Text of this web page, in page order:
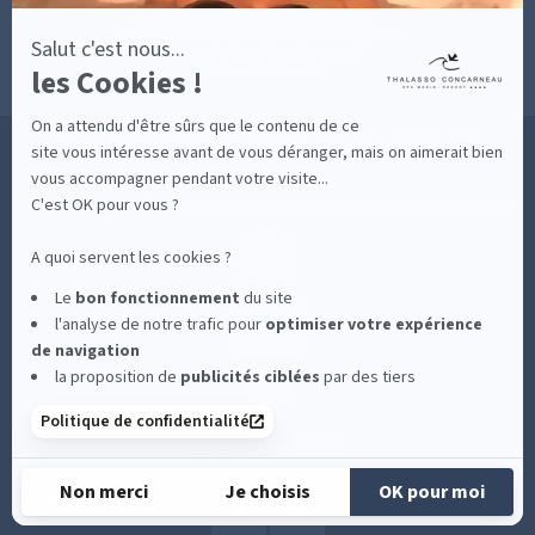
Salut c'est nous...
les Cookies !
On a attendu d'être sûrs que le contenu de ce
site vous intéresse avant de vous déranger, mais on aimerait bien
vous accompagner pendant votre visite...
C'est OK pour vous ?
A quoi servent les cookies ?
Le bon fonctionnement du site
l'analyse de notre trafic pour optimiservotre expérience
de navigation
la proposition de publicités ciblées par des tiers
Politique de confidentialité
Non merci Je choisis OK pour moi
POLITIQUE DE CONFIDENTIALITÉ
MENTIONS LÉGALES
36 RUE DES SABLES BLANCS - 29900 CONCARNEAU - 02 98 75 05 40
CLIQUEZ-ICI POUR MODIFIER VOS PRÉFÉRENCES EN MATIÈRE DE COOKIES